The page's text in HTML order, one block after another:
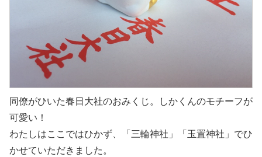
同僚がひいた春日大社のおみくじ。しかくんのモチーフが
可愛い！
わたしはここではひかず、「三輪神社」「玉置神社」でひ
かせていただきました。